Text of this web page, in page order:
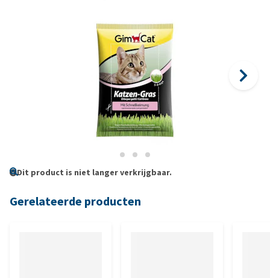
Dit product is niet langer verkrijgbaar.
Gerelateerde producten